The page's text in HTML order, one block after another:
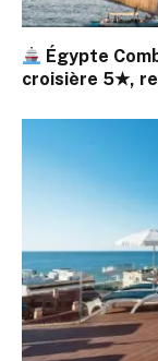
Égypte
croisière 5★,